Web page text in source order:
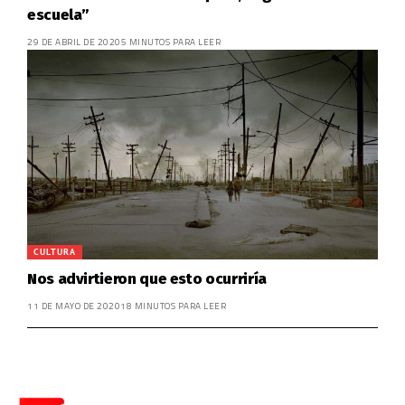
escuela”
29 DE ABRIL DE 20205 MINUTOS PARA LEER
CULTURA
Nos advirtieron que esto ocurriría
11 DE MAYO DE 202018 MINUTOS PARA LEER